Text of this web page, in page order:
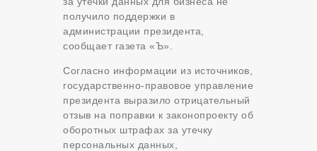
получило поддержки в
администрации президента,
сообщает газета «Ъ».
Согласно информации из источников,
государственно-правовое управление
президента выразило отрицательный
отзыв на поправки к законопроекту об
оборотных штрафах за утечку
персональных данных,